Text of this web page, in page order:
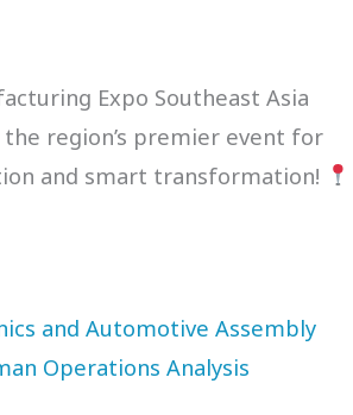
Expo Southeast Asia
the region’s premier event for
and smart transformation!
and Automotive Assembly
Operations Analysis